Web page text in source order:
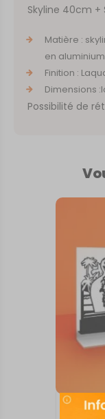
Skyline 40cm +
Matière :
en
Finition :
Dimensions
Possibilité de